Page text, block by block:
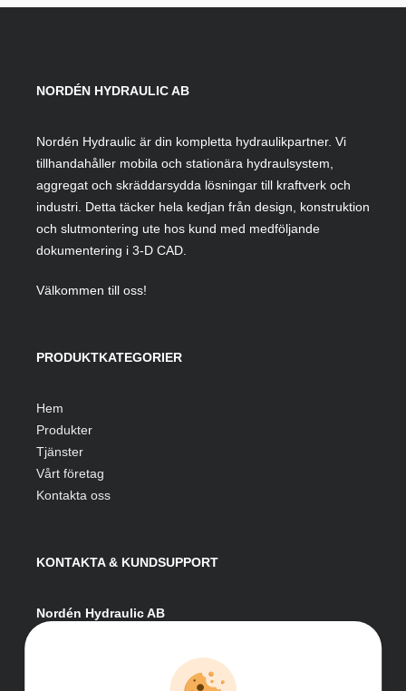
NORDÉN HYDRAULIC AB
Nordén Hydraulic är din kompletta hydraulikpartner. Vi
tillhandahåller mobila och stationära hydraulsystem,
aggregat och skräddarsydda lösningar till kraftverk och
industri. Detta täcker hela kedjan från design, konstruktion
och slutmontering ute hos kund med medföljande
dokumentering i 3-D CAD.
Välkommen till oss!
PRODUKTKATEGORIER
Hem
Produkter
Tjänster
Vårt företag
Kontakta oss
KONTAKTA & KUNDSUPPORT
Nordén Hydraulic AB